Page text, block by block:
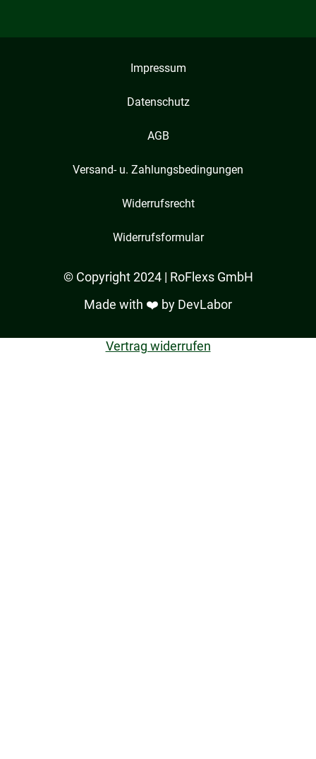
Impressum
Datenschutz
AGB
Versand- u. Zahlungsbedingungen
Widerrufsrecht
Widerrufsformular
© Copyright 2024 | RoFlexs GmbH
Made with ❤️ by DevLabor
Vertrag widerrufen